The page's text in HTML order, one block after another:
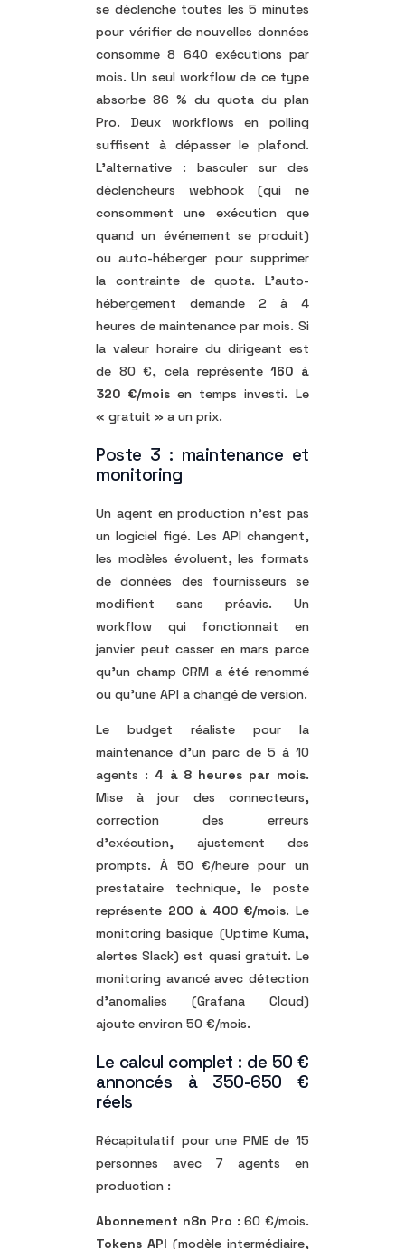
se déclenche toutes les 5 minutes
pour vérifier de nouvelles données
consomme 8 640 exécutions par
mois. Un seul workflow de ce type
absorbe 86 % du quota du plan
Pro. Deux workflows en polling
suffisent à dépasser le plafond.
L’alternative : basculer sur des
déclencheurs webhook (qui ne
consomment une exécution que
quand un événement se produit)
ou auto-héberger pour supprimer
la contrainte de quota. L’auto-
hébergement demande 2 à 4
heures de maintenance par mois. Si
la valeur horaire du dirigeant est
de 80 €, cela représente160 à
320 €/moisen temps investi. Le
« gratuit » a un prix.
Poste 3 : maintenance et
monitoring
Un agent en production n’est pas
un logiciel figé. Les API changent,
les modèles évoluent, les formats
de données des fournisseurs se
modifient sans préavis. Un
workflow qui fonctionnait en
janvier peut casser en mars parce
qu’un champ CRM a été renommé
ou qu’une API a changé de version.
Le budget réaliste pour la
maintenance d’un parc de 5 à 10
agents : 4 à 8 heures par mois.
Mise à jour des connecteurs,
correction des erreurs
d’exécution, ajustement des
prompts. À 50 €/heure pour un
prestataire technique, le poste
représente 200 à 400 €/mois. Le
monitoring basique (Uptime Kuma,
alertes Slack) est quasi gratuit. Le
monitoring avancé avec détection
d’anomalies (Grafana Cloud)
ajoute environ 50 €/mois.
Le calcul complet : de 50 €
annoncés à 350-650 €
réels
Récapitulatif pour une PME de 15
personnes avec 7 agents en
production :
Abonnement n8n Pro : 60 €/mois.
Tokens API (modèle intermédiaire,